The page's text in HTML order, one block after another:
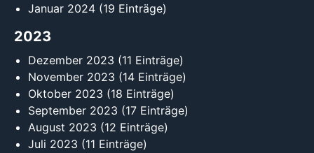
Januar 2024 (19 Einträge)
2023
Dezember 2023 (11 Einträge)
November 2023 (14 Einträge)
Oktober 2023 (18 Einträge)
September 2023 (17 Einträge)
August 2023 (12 Einträge)
Juli 2023 (11 Einträge)